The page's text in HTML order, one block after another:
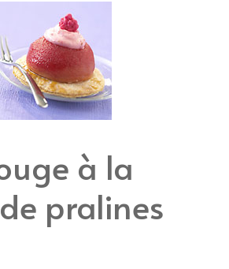
à la
pralines